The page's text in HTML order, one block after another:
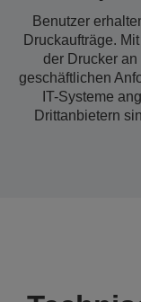
Benutzer
Druckaufträge.
der Drucker
geschäftlichen
IT-Systeme
Drittanbietern